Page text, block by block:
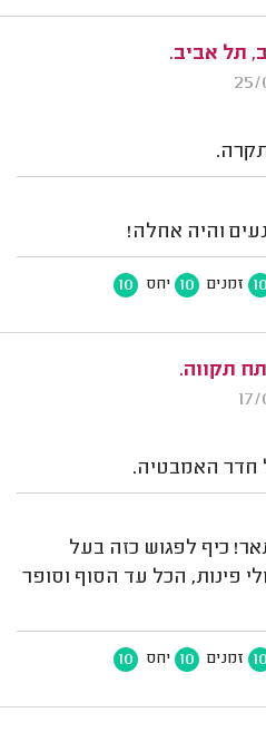
תל אביב.
והיה אחלה!
10 זמנים 10 יחס 10
תקווה.
חדר האמבטיה.
כיף לפגוש כזה בעל
פינות, הכל עד הסוף וסופר
10 זמנים 10 יחס 10